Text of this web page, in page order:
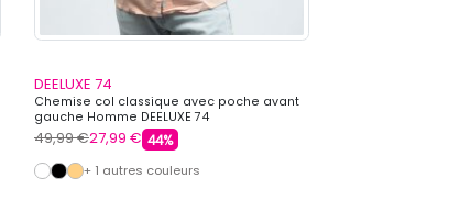
DEELUXE 74
Chemise col classique avec poche avant
gauche Homme DEELUXE 74
49,99 €27,99 € 44%
+ 1 autres couleurs